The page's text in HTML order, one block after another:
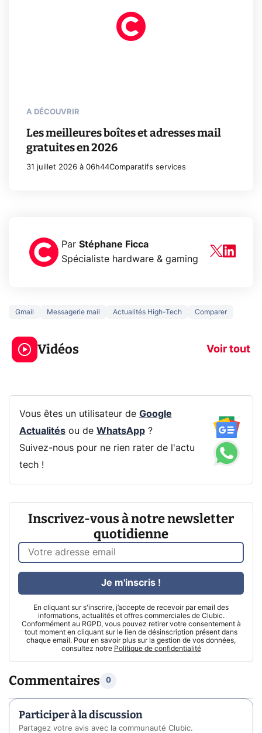
A DÉCOUVRIR
Les meilleures boîtes et adresses mail
gratuites en 2026
31 juillet 2026 à 06h44Comparatifs services
Par Stéphane Ficca
Spécialiste hardware & gaming
Gmail Messagerie mail Actualités High-Tech Comparer
Vidéos Voir tout
3 écrans en 1 pour
319€ ? Voici L'AOC
CQ32G4ZA !
5
prochaine
Vous êtes un utilisateur de Google
Actualitésou de WhatsApp?
Suivez-nous pour ne rien rater de l'actu
tech !
Inscrivez-vous à notre newsletter
quotidienne
En cliquant sur s'inscrire, j’accepte de recevoir par email des
informations, actualités et offres commerciales de Clubic.
Conformément au RGPD, vous pouvez retirer votre consentement à
tout moment en cliquant sur le lien de désinscription présent dans
chaque email. Pour en savoir plus sur la gestion de vos données,
consultez notre Politique de confidentialité
Je m'inscris !
Commentaires 0
Participer à la discussion
Partagez votre avis avec la communauté Clubic.